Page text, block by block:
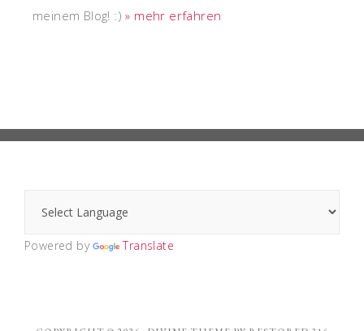
meinem Blog! :)» mehr erfahren
Powered by Translate